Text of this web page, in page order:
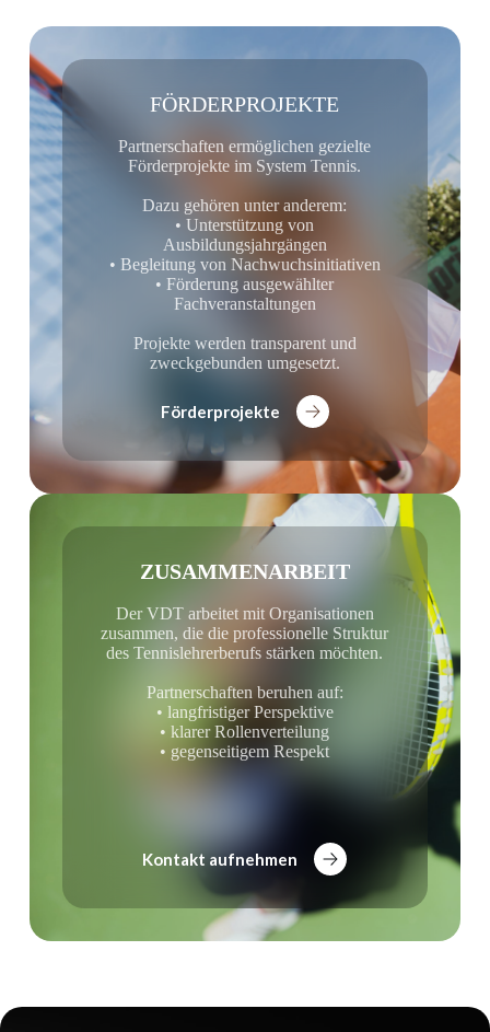
FÖRDERPROJEKTE
Partnerschaften ermöglichen gezielte
Förderprojekte im System Tennis.
Dazu gehören unter anderem:
• Unterstützung von
Ausbildungsjahrgängen
• Begleitung von Nachwuchsinitiativen
• Förderung ausgewählter
Fachveranstaltungen
Projekte werden transparent und
zweckgebunden umgesetzt.
Förderprojekte
ZUSAMMENARBEIT
Der VDT arbeitet mit Organisationen
zusammen, die die professionelle Struktur
des Tennislehrerberufs stärken möchten.
Partnerschaften beruhen auf:
• langfristiger Perspektive
• klarer Rollenverteilung
• gegenseitigem Respekt
Kontakt aufnehmen